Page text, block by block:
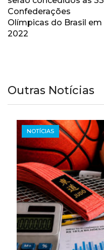
Confederações
Olímpicas do Brasil em
2022
Outras Notícias
NOTÍCIAS